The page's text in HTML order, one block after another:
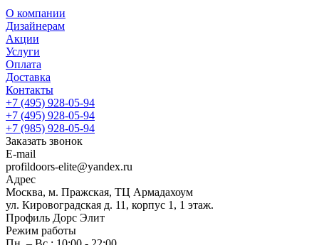
О компании
Дизайнерам
Акции
Услуги
Оплата
Доставка
Контакты
+7 (495) 928-05-94
+7 (495) 928-05-94
+7 (985) 928-05-94
Заказать звонок
E-mail
profildoors-elite@yandex.ru
Адрес
Москва, м. Пражская, ТЦ Армадахоум
ул. Кировоградская д. 11, корпус 1, 1 этаж.
Профиль Дорс Элит
Режим работы